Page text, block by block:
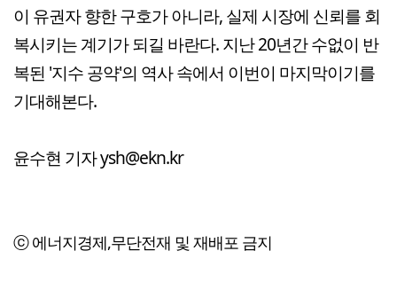
이 유권자 향한 구호가 아니라, 실제 시장에 신뢰를 회
복시키는 계기가 되길 바란다. 지난 20년간 수없이 반
복된 '지수 공약'의 역사 속에서 이번이 마지막이기를
기대해본다.
윤수현 기자 ysh@ekn.kr
ⓒ 에너지경제,무단전재 및 재배포 금지